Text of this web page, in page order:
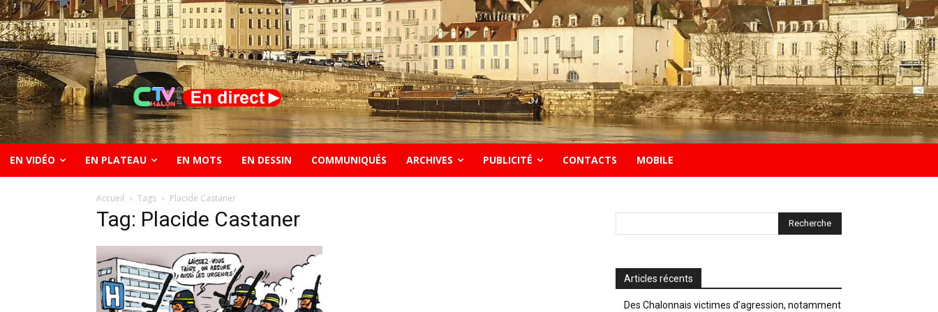
EN VIDÉO EN PLATEAU EN MOTS EN DESSIN COMMUNIQUÉS ARCHIVES PUBLICITÉ CONTACTS MOBILE
Accueil Tags Placide Castaner
Tag: Placide Castaner
Articles récents
Des Chalonnais victimes d’agression, notamment